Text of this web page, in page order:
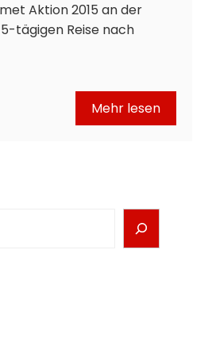
Aktion 2015 an der
tägigen Reise nach
Mehr lesen